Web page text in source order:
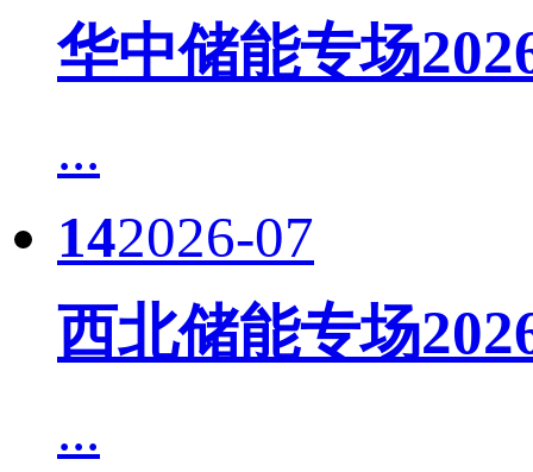
华中储能专场
...
142026-07
西北储能专场
...